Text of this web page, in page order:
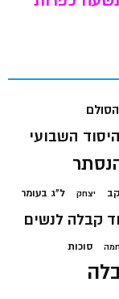
היסוד השבועי
יצחק ל"ג בעומר
קבלה לנשים
סוכות